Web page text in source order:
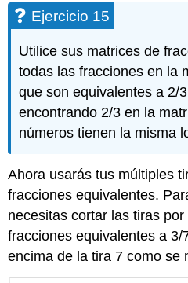
Ejercicio 15
Utilice sus matrices de
todas las fracciones en la
que son equivalentes a 2/
encontrando 2/3 en la
números tienen la misma
Ahora usarás tus múltiples
fracciones equivalentes.
necesitas cortar las tiras
fracciones equivalentes a
encima de la tira 7 como se